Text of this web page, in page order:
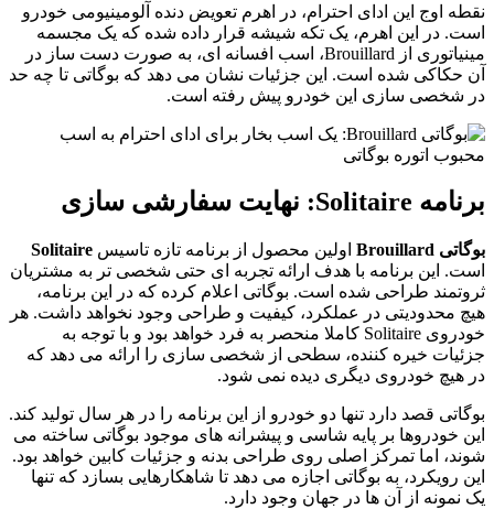
نقطه اوج این ادای احترام، در اهرم تعویض دنده آلومینیومی خودرو
است. در این اهرم، یک تکه شیشه قرار داده شده که یک مجسمه
مینیاتوری از Brouillard، اسب افسانه ای، به صورت دست ساز در
آن حکاکی شده است. این جزئیات نشان می دهد که بوگاتی تا چه حد
در شخصی سازی این خودرو پیش رفته است.
برنامه Solitaire: نهایت سفارشی سازی
بوگاتی Brouillard اولین محصول از برنامه تازه تاسیس Solitaire
است. این برنامه با هدف ارائه تجربه ای حتی شخصی تر به مشتریان
ثروتمند طراحی شده است. بوگاتی اعلام کرده که در این برنامه،
هیچ محدودیتی در عملکرد، کیفیت و طراحی وجود نخواهد داشت. هر
خودروی Solitaire کاملا منحصر به فرد خواهد بود و با توجه به
جزئیات خیره کننده، سطحی از شخصی سازی را ارائه می دهد که
در هیچ خودروی دیگری دیده نمی شود.
بوگاتی قصد دارد تنها دو خودرو از این برنامه را در هر سال تولید کند.
این خودروها بر پایه شاسی و پیشرانه های موجود بوگاتی ساخته می
شوند، اما تمرکز اصلی روی طراحی بدنه و جزئیات کابین خواهد بود.
این رویکرد، به بوگاتی اجازه می دهد تا شاهکارهایی بسازد که تنها
یک نمونه از آن ها در جهان وجود دارد.